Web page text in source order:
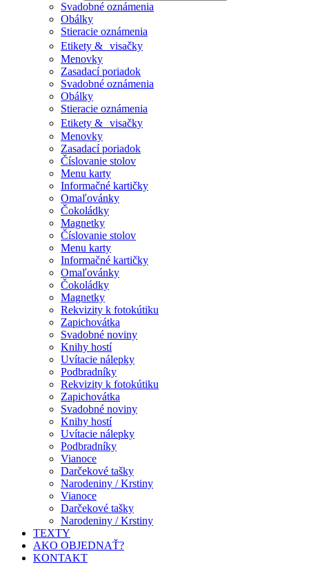
Svadobné oznámenia
Obálky
Stieracie oznámenia
Etikety & visačky
Menovky
Zasadací poriadok
Svadobné oznámenia
Obálky
Stieracie oznámenia
Etikety & visačky
Menovky
Zasadací poriadok
Číslovanie stolov
Menu karty
Informačné kartičky
Omaľovánky
Čokoládky
Magnetky
Číslovanie stolov
Menu karty
Informačné kartičky
Omaľovánky
Čokoládky
Magnetky
Rekvizity k fotokútiku
Zapichovátka
Svadobné noviny
Knihy hostí
Uvítacie nálepky
Podbradníky
Rekvizity k fotokútiku
Zapichovátka
Svadobné noviny
Knihy hostí
Uvítacie nálepky
Podbradníky
Vianoce
Darčekové tašky
Narodeniny / Krstiny
Vianoce
Darčekové tašky
Narodeniny / Krstiny
TEXTY
AKO OBJEDNAŤ?
KONTAKT